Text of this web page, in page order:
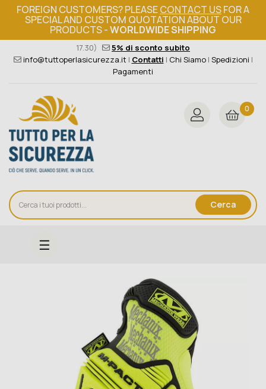
FOREIGN CUSTOMERS? PLEASECONTACT USFOR A
SPECIAL AND CUSTOM QUOTATION ABOUT OUR
PRODUCTS -WORLDWIDE SHIPPING
Ordine minimo 149€+iva 376 004 4000(Lun - Ven / 8.30 -
17.30)
5% di sconto subito
info@tuttoperlasicurezza.it | Contatti | Chi Siamo| Spedizioni |
Pagamenti
Cerca
0
navigazione
☰